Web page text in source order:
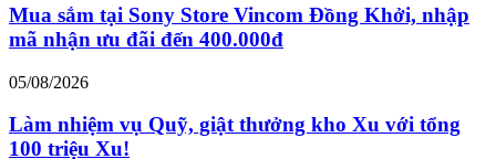
Mua sắm tại Sony Store Vincom Đồng Khởi, nhập
mã nhận ưu đãi đến 400.000đ
05/08/2026
Làm nhiệm vụ Quỹ, giật thưởng kho Xu với tổng
100 triệu Xu!